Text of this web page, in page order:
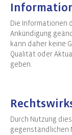
Die Informationen
Ankündigung
kann daher keine
Qualität oder
geben.
Durch Nutzung
gegenständlichen